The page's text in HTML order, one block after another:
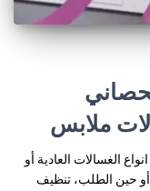
الغسالات العادية أو
حين الطلب، تنظيف